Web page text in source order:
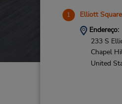
1 Elliott
Endereço:
233 S
Chapel
United